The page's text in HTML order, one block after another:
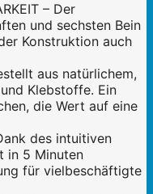
– Der
und sechsten Bein
Konstruktion auch
aus natürlichem,
Klebstoffe. Ein
die Wert auf eine
des intuitiven
in 5 Minuten
für vielbeschäftigte